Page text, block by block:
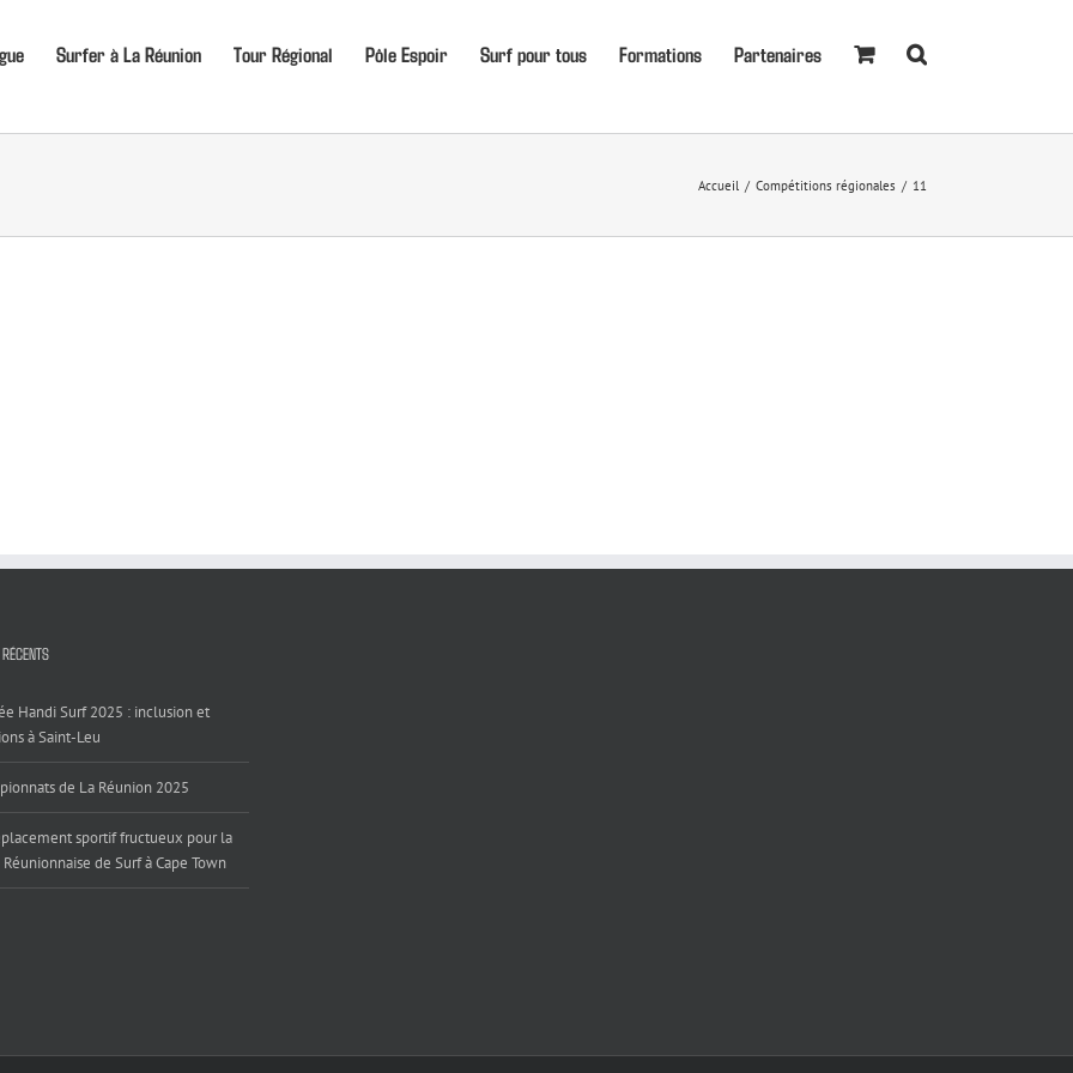
Surfer à La Réunion Tour Régional Pôle Espoir Surf pour tous Formations Partenaires
Accueil Compétitions régionales 11
Handi Surf 2025 : inclusion et
à Saint-Leu
de La Réunion 2025
sportif fructueux pour la
de Surf à Cape Town